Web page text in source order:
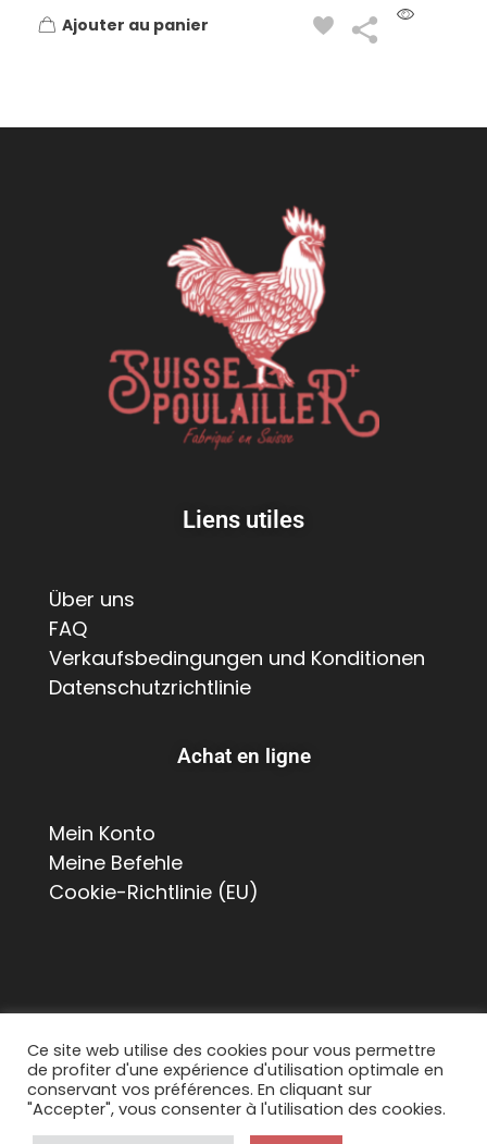
Ajouter au panier
Liens utiles
Über uns
FAQ
Verkaufsbedingungen und Konditionen
Datenschutzrichtlinie
Achat en ligne
Mein Konto
Meine Befehle
Cookie-Richtlinie (EU)
© 2026 Suisse Poulailler MR Sàrl, Chemin de La
Chapelle 8, 1615 Bossonnens
Ce site web utilise des cookies pour vous permettre
de profiter d'une expérience d'utilisation optimale en
conservant vos préférences. En cliquant sur
"Accepter", vous consenter à l'utilisation des cookies.